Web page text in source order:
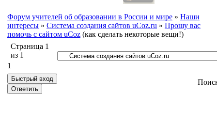
Форум учителей об образовании в России и мире » Наши
интересы » Система создания сайтов uCoz.ru » Прошу вас
помочь с сайтом uCoz (как сделать некоторые вещи!)
Страница 1
из 1
1